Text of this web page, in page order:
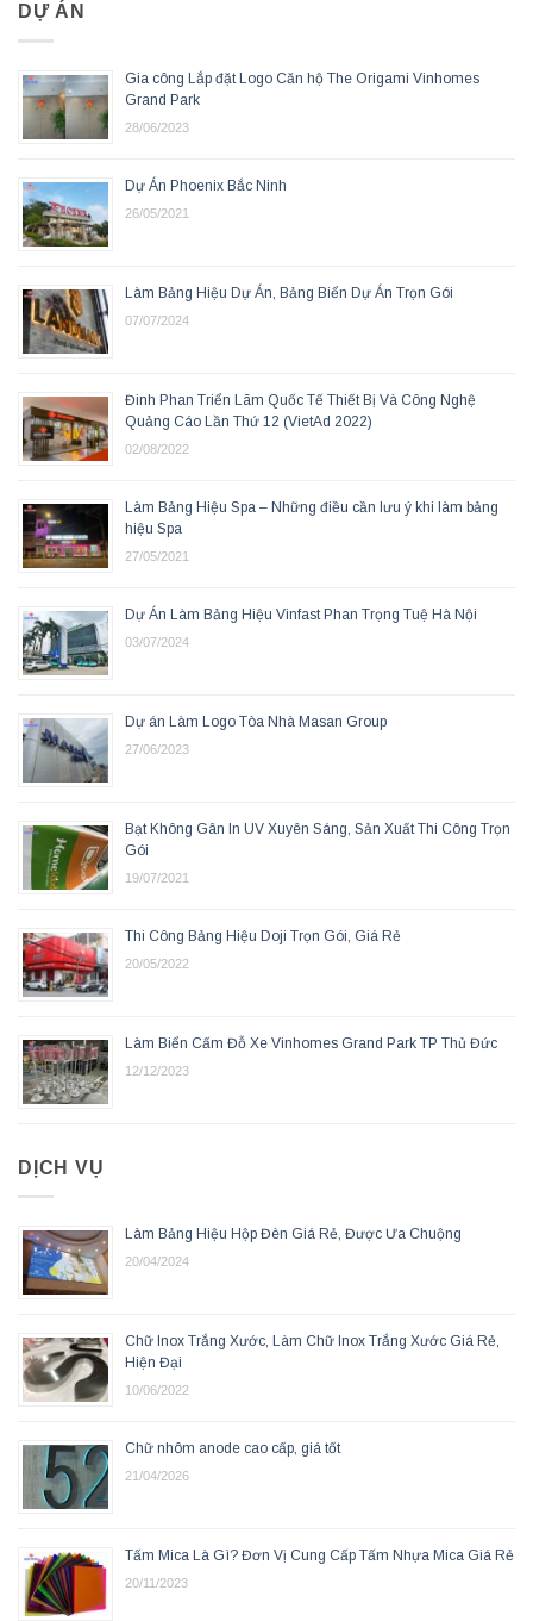
DỰ ÁN
Gia công Lắp đặt Logo Căn hộ The Origami Vinhomes
Grand Park
28/06/2023
Dự Án Phoenix Bắc Ninh
26/05/2021
Làm Bảng Hiệu Dự Án, Bảng Biển Dự Án Trọn Gói
07/07/2024
Đinh Phan Triển Lãm Quốc Tế Thiết Bị Và Công Nghệ
Quảng Cáo Lần Thứ 12 (VietAd 2022)
02/08/2022
Làm Bảng Hiệu Spa – Những điều cần lưu ý khi làm bảng
hiệu Spa
27/05/2021
Dự Án Làm Bảng Hiệu Vinfast Phan Trọng Tuệ Hà Nội
03/07/2024
Dự án Làm Logo Tòa Nhà Masan Group
27/06/2023
Bạt Không Gân In UV Xuyên Sáng, Sản Xuất Thi Công Trọn
Gói
19/07/2021
Thi Công Bảng Hiệu Doji Trọn Gói, Giá Rẻ
20/05/2022
Làm Biển Cấm Đỗ Xe Vinhomes Grand Park TP Thủ Đức
12/12/2023
DỊCH VỤ
Làm Bảng Hiệu Hộp Đèn Giá Rẻ, Được Ưa Chuộng
20/04/2024
Chữ Inox Trắng Xước, Làm Chữ Inox Trắng Xước Giá Rẻ,
Hiện Đại
10/06/2022
Chữ nhôm anode cao cấp, giá tốt
21/04/2026
Tấm Mica Là Gì? Đơn Vị Cung Cấp Tấm Nhựa Mica Giá Rẻ
20/11/2023